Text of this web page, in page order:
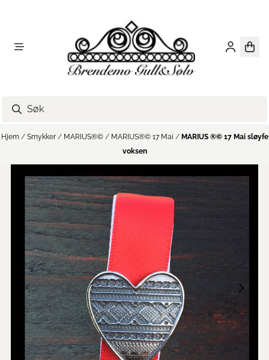
Hjem / Smykker / MARIUS®️©️ / MARIUS®️©️ 17 Mai / MARIUS ®️©️ 17 Mai sløyfe
voksen